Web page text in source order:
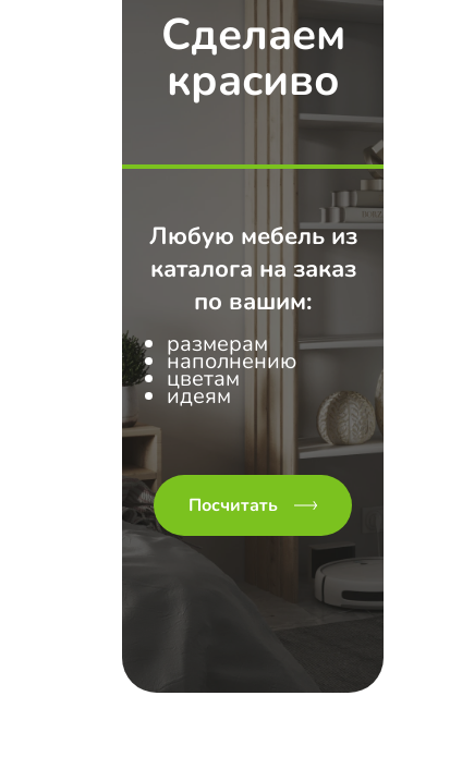
Сделаем
красиво
Любую мебель из
каталога на заказ
по вашим:
размерам
наполнению
цветам
идеям
Посчитать